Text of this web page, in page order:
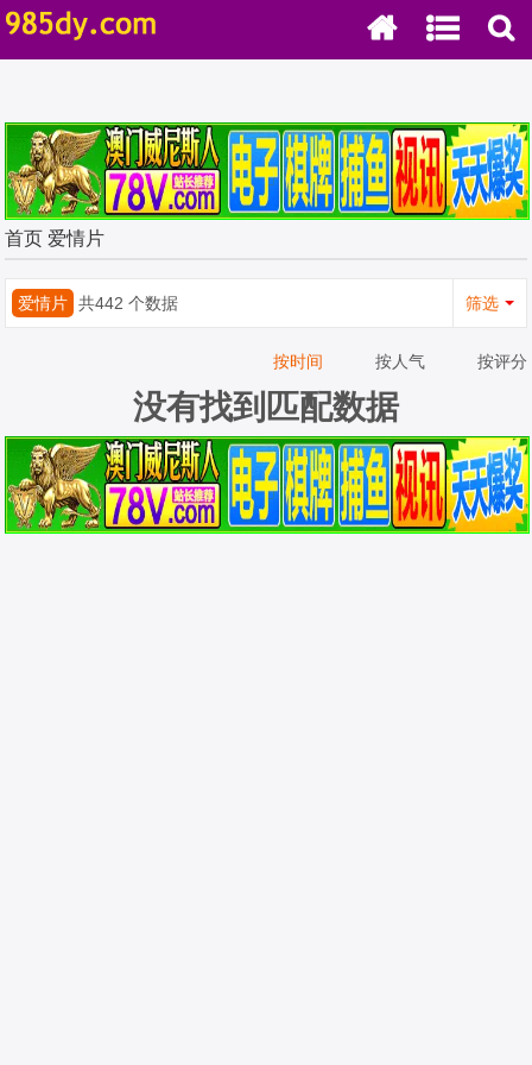
首页 爱情片
爱情片 共442 个数据 筛选
按时间 按人气 按评分
没有找到匹配数据